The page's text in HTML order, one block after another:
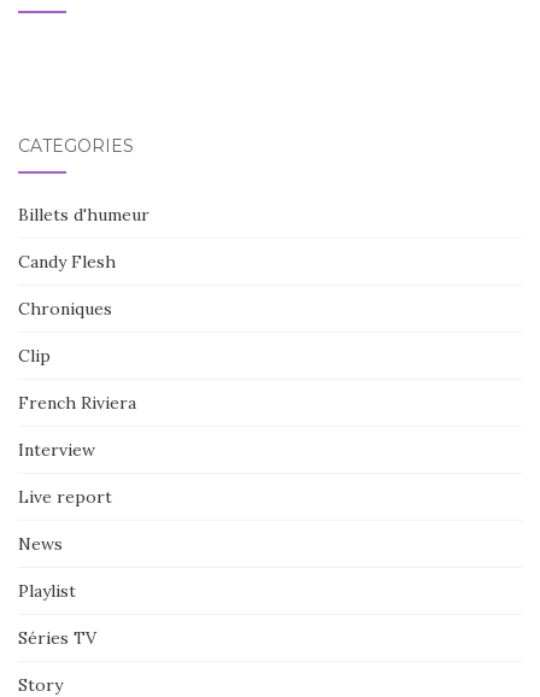
CATÉGORIES
Billets d'humeur
Candy Flesh
Chroniques
Clip
French Riviera
Interview
Live report
News
Playlist
Séries TV
Story